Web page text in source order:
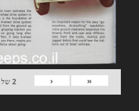
«
‹
2של